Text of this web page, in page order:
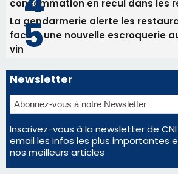
Les plus lus
Satine Nomary est la nouvelle Miss
Éclipse du 12 août : la Corse aux
d'un spectacle qui ne reviendra
Bastia – Le festival Porto Latino
avant le concert de Mosimann
En Corse, un début de saison
consommation en recul dans les